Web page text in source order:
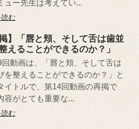
ュー先生は考えてい...
読む
掲】「唇と頬、そして舌は歯並
えることができるのか？」
回動画は、「唇と頬、そして舌は
を整えることができるのか？」と
イトルで、第14回動画の再掲で
容がとても重要な...
読む